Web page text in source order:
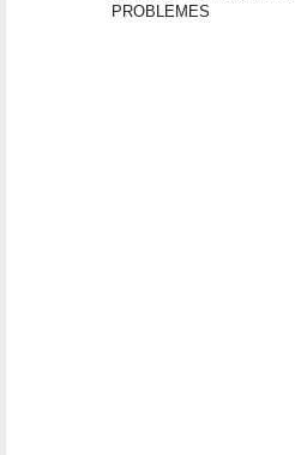
PROBLEMES